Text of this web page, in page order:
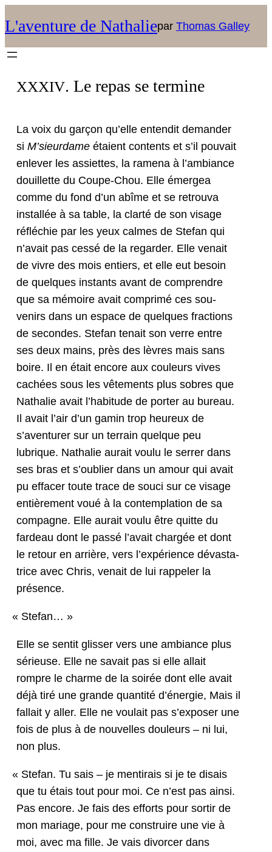
L'aventure de Nathaliepar Thomas Galley
XXXIV. Le repas se termine
La voix du garçon qu’elle enten­dit deman­der
siM’sieur­dame étaient con­tents et s’il pou­vait
enlever les assi­ettes, la rame­na à l’am­biance
douil­lette du Coupe-Chou. Elle émergea
comme du fond d’un abîme et se retrou­va
instal­lée à sa table, la clarté de son vis­age
réfléchie par les yeux calmes de Ste­fan qui
n’avait pas cessé de la regarder. Elle venait
de vivre des mois entiers, et elle eut besoin
de quelques instants avant de com­pren­dre
que sa mémoire avait com­primé ces sou­
venirs dans un espace de quelques frac­tions
de sec­on­des. Ste­fan tenait son verre entre
ses deux mains, près des lèvres mais sans
boire. Il en était encore aux couleurs vives
cachées sous les vête­ments plus sobres que
Nathalie avait l’habi­tude de porter au bureau.
Il avait l’air d’un gamin trop heureux de
s’aven­tur­er sur un ter­rain quelque peu
lubrique. Nathalie aurait voulu le ser­rer dans
ses bras et s’ou­bli­er dans un amour qui avait
pu effac­er toute trace de souci sur ce vis­age
entière­ment voué à la con­tem­pla­tion de sa
com­pagne. Elle aurait voulu être quitte du
fardeau dont le passé l’avait chargée et dont
le retour en arrière, vers l’ex­péri­ence dévas­ta­
trice avec Chris, venait de lui rap­pel­er la
présence.
« Ste­fan… »
Elle se sen­tit gliss­er vers une ambiance plus
sérieuse. Elle ne savait pas si elle allait
rompre le charme de la soirée dont elle avait
déjà tiré une grande quan­tité d’én­ergie, Mais il
fal­lait y aller. Elle ne voulait pas s’ex­pos­er une
fois de plus à de nou­velles douleurs – ni lui,
non plus.
« Ste­fan. Tu sais – je men­ti­rais si je te dis­ais
que tu étais tout pour moi. Ce n’est pas ain­si.
Pas encore. Je fais des efforts pour sor­tir de
mon mariage, pour me con­stru­ire une vie à
moi, avec ma fille. Je vais divorcer dans